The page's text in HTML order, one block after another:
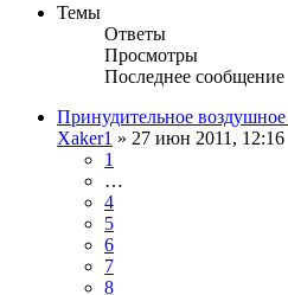
Темы
Ответы
Просмотры
Последнее сообщение
Принудительное
Xaker1 » 27 июн 2011, 12:16
1
…
4
5
6
7
8